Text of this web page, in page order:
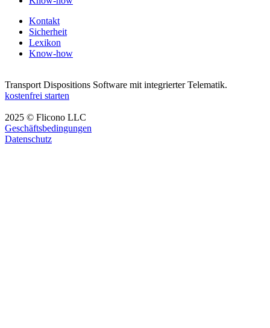
Kontakt
Sicherheit
Lexikon
Know-how
Transport Dispositions Software mit integrierter Telematik.
kostenfrei starten
2025 © Flicono LLC
Geschäftsbedingungen
Datenschutz